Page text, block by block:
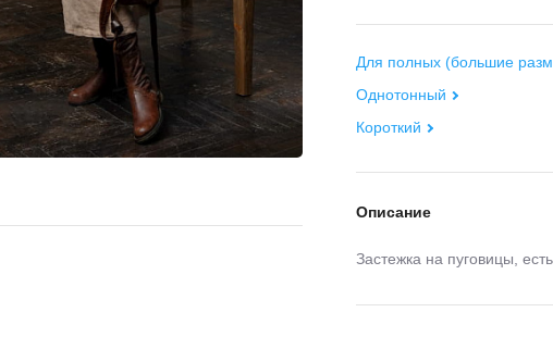
Для полных (большие
Однотонный
Короткий
Описание
Застежка на пуговицы,